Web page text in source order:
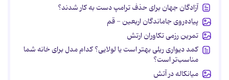
آزادگان جهان برای حذف ترامپ دست به کار شدند؟
پیاده‌روی جاماندگان اربعین - قم
تمرین رزمی تکاوران ارتش
کمد دیواری ریلی بهتر است یا لولایی؟ کدام مدل برای خانه شما
مناسب‌تر است؟
میانکاله در آتش